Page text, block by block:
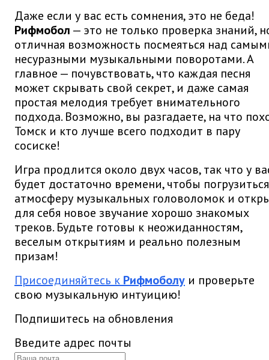
Даже если у вас есть сомнения, это не беда!
Рифмобол — это не только проверка знаний,
отличная возможность посмеяться над
несуразными музыкальными поворотами. А
главное — почувствовать, что каждая песня
может скрывать свой секрет, и даже самая
простая мелодия требует внимательного
подхода. Возможно, вы разгадаете, на что
Томск и кто лучше всего подходит в пару
сосиске!
Игра продлится около двух часов, так что у
будет достаточно времени, чтобы
атмосферу музыкальных головоломок и
для себя новое звучание хорошо знакомых
треков. Будьте готовы к неожиданностям,
веселым открытиям и реально полезным
призам!
Присоединяйтесь к Рифмоболу и проверьте
свою музыкальную интуицию!
Подпишитесь на обновления
Введите адрес почты